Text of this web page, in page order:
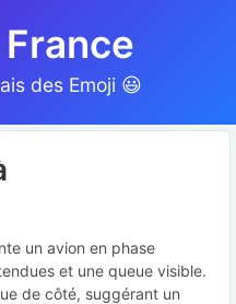
France
des Emoji 😃
un avion en phase
et une queue visible.
de côté, suggérant un